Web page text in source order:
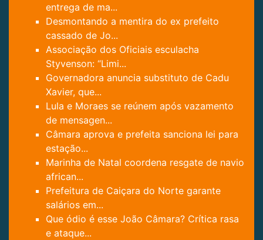
entrega de ma...
Desmontando a mentira do ex prefeito
cassado de Jo...
Associação dos Oficiais esculacha
Styvenson: “Limi...
Governadora anuncia substituto de Cadu
Xavier, que...
Lula e Moraes se reúnem após vazamento
de mensagen...
Câmara aprova e prefeita sanciona lei para
estação...
Marinha de Natal coordena resgate de navio
african...
Prefeitura de Caiçara do Norte garante
salários em...
Que ódio é esse João Câmara? Crítica rasa
e ataque...